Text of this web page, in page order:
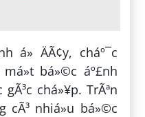
á» ÄÃ¢y, cháº¯c
bá»©c áº£nh
gÃ³c chá»¥p. TrÃªn
cÃ³ nhiá»u bá»©c